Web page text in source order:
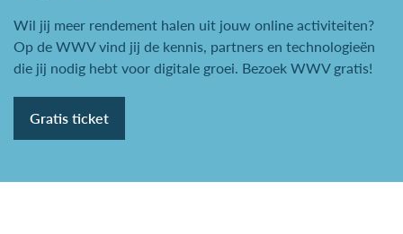
Wil jij meer rendement halen uit jouw online activiteiten?
Op de WWV vind jij de kennis, partners en technologieën
die jij nodig hebt voor digitale groei. Bezoek WWV gratis!
Gratis ticket